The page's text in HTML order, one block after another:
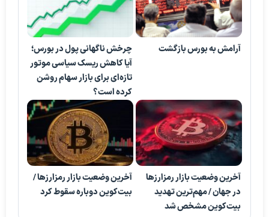
آرامش به بورس بازگشت
چرخش ناگهانی پول در بورس؛
آیا کاهش ریسک سیاسی موتور
تازه‌ای برای بازار سهام روشن
کرده است؟
آخرین وضعیت بازار رمزارزها
در جهان / مهم‌ترین تهدید
بیت‌کوین مشخص شد
آخرین وضعیت بازار رمزارزها /
بیت‌کوین دوباره سقوط کرد